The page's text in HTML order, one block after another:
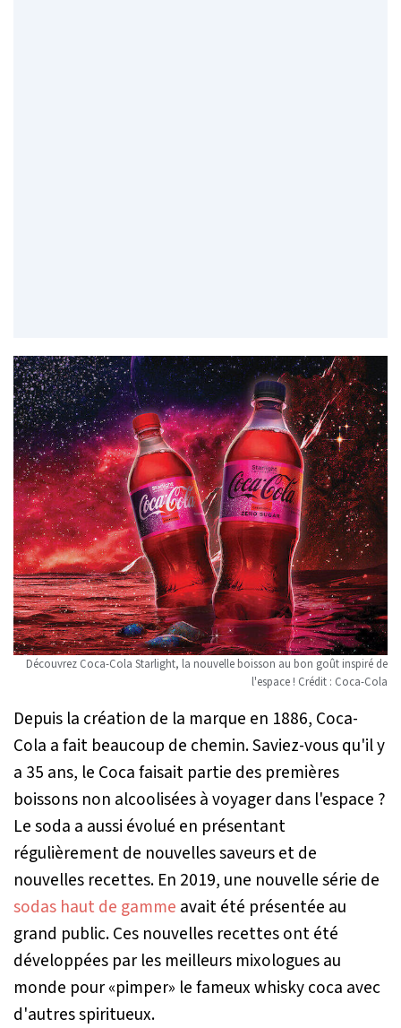
Découvrez Coca-Cola Starlight, la nouvelle boisson au bon goût inspiré de
l'espace ! Crédit : Coca-Cola
Depuis la création de la marque en 1886, Coca-
Cola a fait beaucoup de chemin. Saviez-vous qu'il y
a 35 ans, le Coca faisait partie des premières
boissons non alcoolisées à voyager dans l'espace ?
Le soda a aussi évolué en présentant
régulièrement de nouvelles saveurs et de
nouvelles recettes. En 2019, une nouvelle série de
sodas haut de gamme avait été présentée au
grand public. Ces nouvelles recettes ont été
développées par les meilleurs mixologues au
monde pour «pimper» le fameux whisky coca avec
d'autres spiritueux.